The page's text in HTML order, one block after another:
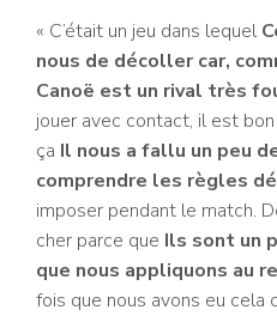
« C’était un jeu dans lequel
nous de décoller car,
Canoë est un rival très
jouer avec contact, il est
ça Il nous a fallu un peu
comprendre les règles
imposer pendant le match.
cher parce que Ils sont un
que nous appliquons au
fois que nous avons eu cela